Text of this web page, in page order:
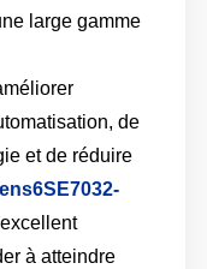
large gamme
de
et de réduire
à atteindre